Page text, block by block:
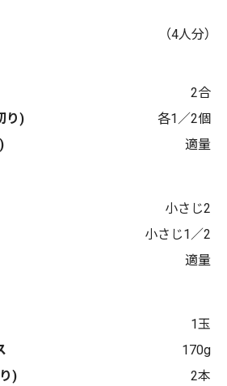
（4人分）
2合
り)
各1／2個
適量
小さじ2
小さじ1／2
適量
1玉
170g
)
2本